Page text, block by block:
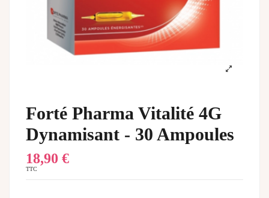
Forté Pharma Vitalité 4G
Dynamisant - 30 Ampoules
18,90 €
TTC